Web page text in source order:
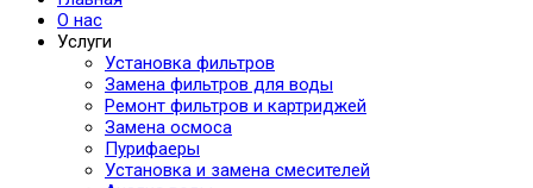
О нас
Услуги
Установка фильтров
Замена фильтров для воды
Ремонт фильтров и картриджей
Замена осмоса
Пурифаеры
Установка и замена смесителей